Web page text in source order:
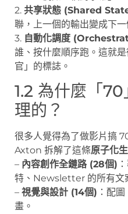
2. 共享狀態 (Shared
聯，上一個的輸出變成下一
3. 自動化調度
誰、按什麼順序跑。這就
官」的標誌。
1.2 為什麼「
理的？
很多人覺得為了做影片搞
Axton 拆解了這條原子化
– 內容創作全鏈路 (28個)
特、Newsletter 的所有文
– 視覺與設計 (14個) ：配
畫。